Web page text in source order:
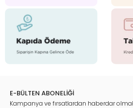
E-BÜLTEN ABONELİĞİ
Kampanya ve fırsatlardan haberdar